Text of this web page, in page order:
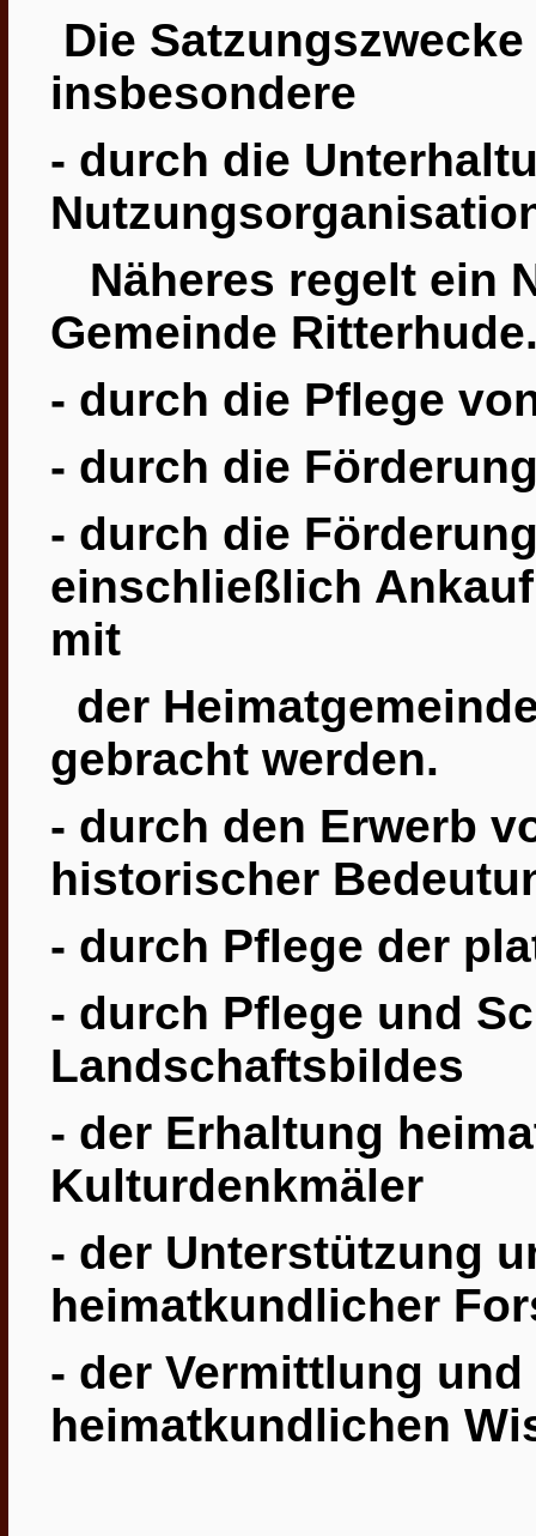
Die
insbesondere
- durch die
Näheres regelt ein
Gemeinde
- durch die Pflege
- durch die
- durch die
einschließlich
mit
der
gebracht werden.
- durch den Erwerb
historischer
- durch Pflege der
- durch Pflege und
Landschaftsbildes
- der Erhaltung
Kulturdenkmäler
- der Unterstützung
heimatkundlicher
- der Vermittlung
heimatkundlichen